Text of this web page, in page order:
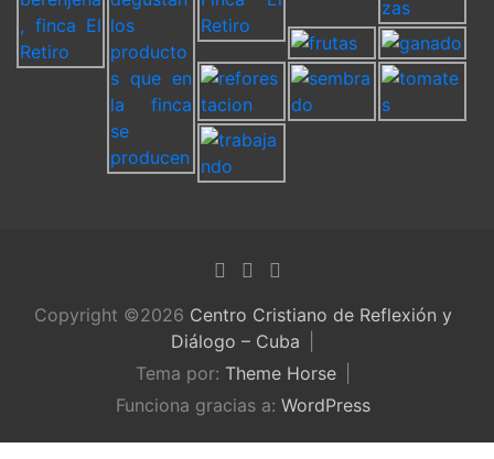
Copyright ©2026 Centro Cristiano de Reflexión y
Diálogo – Cuba
Tema por: Theme Horse
Funciona gracias a: WordPress